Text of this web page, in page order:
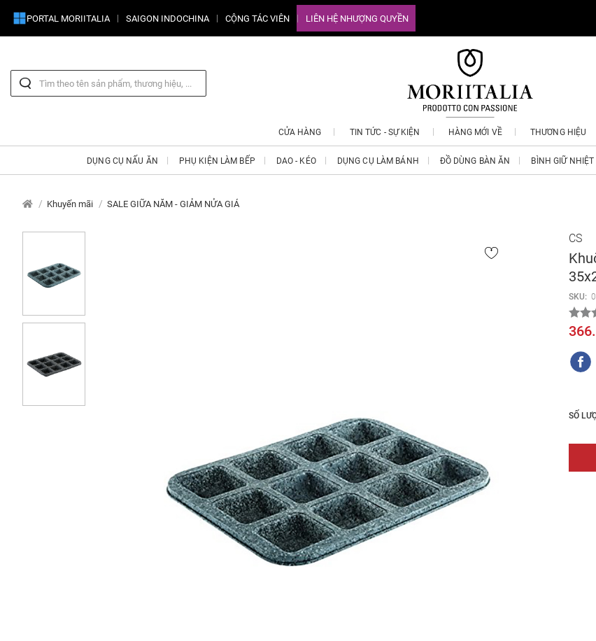
PORTAL MORIITALIA SAIGON INDOCHINA CỘNG TÁC VIÊN LIÊN HỆ NHƯỢNG QUYỀN
CỬA HÀNG TIN TỨC - SỰ KIỆN HÀNG MỚI VỀ THƯƠNG HIỆU
DỤNG CỤ NẤU ĂN PHỤ KIỆN LÀM BẾP DAO - KÉO DỤNG CỤ LÀM BÁNH ĐỒ DÙNG BÀN ĂN BÌNH GIỮ NHIỆT
Khuyến mãi SALE GIỮA NĂM - GIẢM NỬA GIÁ
CS
SKU:
SỐ